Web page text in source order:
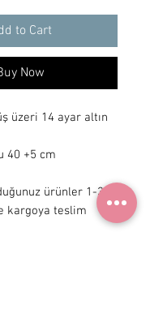
to Cart
Now
üzeri 14 ayar altın
40 +5 cm
ürünler 1-3 iş
kargoya teslim